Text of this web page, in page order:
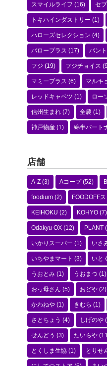
スマイルライフ (16) セ
トキハインダストリー (1)
ハローズセレクション (4)
バロープラス (17) パン
フジ (19) フジチョイス
マミープラス (6) マルキ
レッドキャベツ (1) ロー
信州生まれ (7) 全農 (1)
神戸物産 (1) 綿半パート
店舗
A-Z (3) Aコープ(52)
foodium (2) FOODOFF
KEIHOKU (2) KOHYO (7)
Odakyu OX (12) PLANT
いかりスーパー (1) いさ
いちやまマート (3) いとく
うおとみ (1) うおまつ (1)
おっ母さん (5) おどや (2)
かわねや (1) きむら (1)
さとちょう (4) しげのや
せんどう (3) たいらや
とくしま生協 (1) とりせ